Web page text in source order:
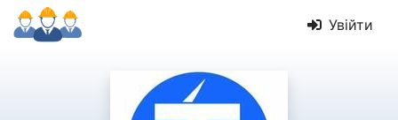
Увійти